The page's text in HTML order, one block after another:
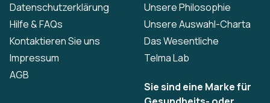
Datenschutzerklärung
Hilfe & FAQs
Kontaktieren Sie uns
Impressum
AGB
Unsere Philosophie
Unsere Auswahl-Charta
Das Wesentliche
Telma Lab
Sie sind eine Marke für